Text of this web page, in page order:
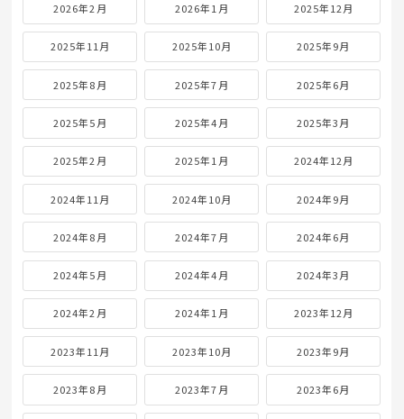
2026年2月 2026年1月 2025年12月
2025年11月 2025年10月 2025年9月
2025年8月 2025年7月 2025年6月
2025年5月 2025年4月 2025年3月
2025年2月 2025年1月 2024年12月
2024年11月 2024年10月 2024年9月
2024年8月 2024年7月 2024年6月
2024年5月 2024年4月 2024年3月
2024年2月 2024年1月 2023年12月
2023年11月 2023年10月 2023年9月
2023年8月 2023年7月 2023年6月